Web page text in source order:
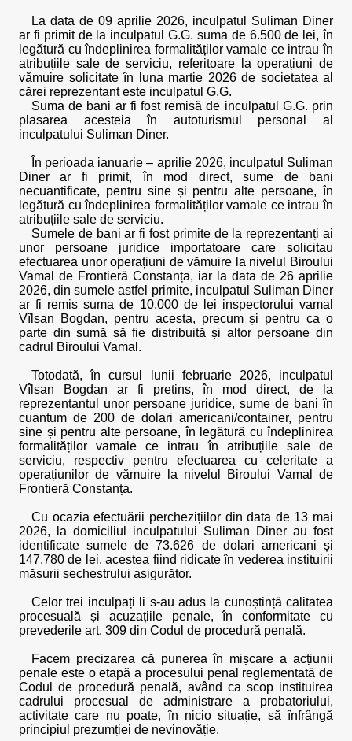
La data de 09 aprilie 2026, inculpatul Suliman Diner
ar fi primit de la inculpatul G.G. suma de 6.500 de lei, în
legătură cu îndeplinirea formalităților vamale ce intrau în
atribuțiile sale de serviciu, referitoare la operațiuni de
vămuire solicitate în luna martie 2026 de societatea al
cărei reprezentant este inculpatul G.G.
Suma de bani ar fi fost remisă de inculpatul G.G. prin
plasarea acesteia în autoturismul personal al
inculpatului Suliman Diner.
În perioada ianuarie – aprilie 2026, inculpatul Suliman
Diner ar fi primit, în mod direct, sume de bani
necuantificate, pentru sine și pentru alte persoane, în
legătură cu îndeplinirea formalităților vamale ce intrau în
atribuțiile sale de serviciu.
Sumele de bani ar fi fost primite de la reprezentanți ai
unor persoane juridice importatoare care solicitau
efectuarea unor operațiuni de vămuire la nivelul Biroului
Vamal de Frontieră Constanța, iar la data de 26 aprilie
2026, din sumele astfel primite, inculpatul Suliman Diner
ar fi remis suma de 10.000 de lei inspectorului vamal
Vîlsan Bogdan, pentru acesta, precum și pentru ca o
parte din sumă să fie distribuită și altor persoane din
cadrul Biroului Vamal.
Totodată, în cursul lunii februarie 2026, inculpatul
Vîlsan Bogdan ar fi pretins, în mod direct, de la
reprezentantul unor persoane juridice, sume de bani în
cuantum de 200 de dolari americani/container, pentru
sine și pentru alte persoane, în legătură cu îndeplinirea
formalităților vamale ce intrau în atribuțiile sale de
serviciu, respectiv pentru efectuarea cu celeritate a
operațiunilor de vămuire la nivelul Biroului Vamal de
Frontieră Constanța.
Cu ocazia efectuării perchezițiilor din data de 13 mai
2026, la domiciliul inculpatului Suliman Diner au fost
identificate sumele de 73.626 de dolari americani și
147.780 de lei, acestea fiind ridicate în vederea instituirii
măsurii sechestrului asigurător.
Celor trei inculpați li s-au adus la cunoștință calitatea
procesuală și acuzațiile penale, în conformitate cu
prevederile art. 309 din Codul de procedură penală.
Facem precizarea că punerea în mișcare a acțiunii
penale este o etapă a procesului penal reglementată de
Codul de procedură penală, având ca scop instituirea
cadrului procesual de administrare a probatoriului,
activitate care nu poate, în nicio situație, să înfrângă
principiul prezumției de nevinovăție.